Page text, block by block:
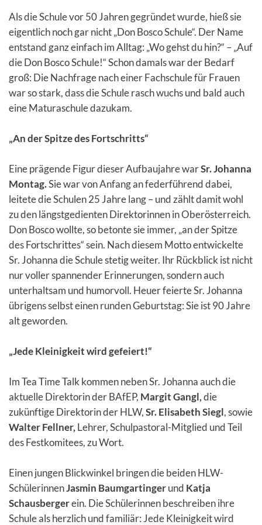
Als die Schule vor 50 Jahren gegründet wurde, hieß sie
eigentlich noch gar nicht „Don Bosco Schule“. Der Name
entstand ganz einfach im Alltag: „Wo gehst du hin?“ – „Auf
die Don Bosco Schule!“ Schon damals war der Bedarf
groß: Die Nachfrage nach einer Fachschule für Frauen
war so stark, dass die Schule rasch wuchs und bald auch
eine Maturaschule dazukam.
„An der Spitze des Fortschritts“
Eine prägende Figur dieser Aufbaujahre warSr. Johanna
Montag.Sie war von Anfang an federführend dabei,
leitete die Schulen 25 Jahre lang – und zählt damit wohl
zu den längstgedienten Direktorinnen in Oberösterreich.
Don Bosco wollte, so betonte sie immer, „an der Spitze
des Fortschrittes“ sein. Nach diesem Motto entwickelte
Sr. Johanna die Schule stetig weiter. Ihr Rückblick ist nicht
nur voller spannender Erinnerungen, sondern auch
unterhaltsam und humorvoll. Heuer feierte Sr. Johanna
übrigens selbst einen runden Geburtstag: Sie ist 90 Jahre
alt geworden.
„Jede Kleinigkeit wird gefeiert!“
Im Tea Time Talk kommen neben Sr. Johanna auch die
aktuelle Direktorin der BAfEP, Margit Gangl, die
zukünftige Direktorin der HLW, Sr. Elisabeth Siegl, sowie
Walter Fellner, Lehrer, Schulpastoral-Mitglied und Teil
des Festkomitees, zu Wort.
Einen jungen Blickwinkel bringen die beiden HLW-
SchülerinnenJasmin Baumgartinger und Katja
Schausbergerein. Die Schülerinnen beschreiben ihre
Schule als herzlich und familiär: Jede Kleinigkeit wird